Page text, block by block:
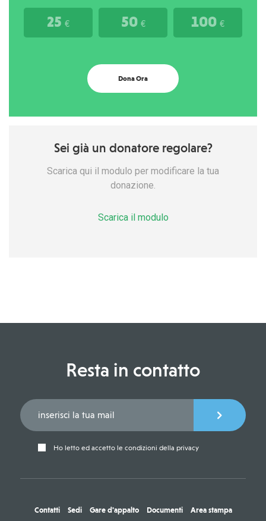
25 € 50 € 100 €
Dona Ora
Sei già un donatore regolare?
Scarica qui il modulo per modificare la tua
donazione.
Scarica il modulo
Resta in contatto
Ho letto ed accetto le condizioni della privacy
Contatti Sedi Gare d'appalto Documenti Area stampa